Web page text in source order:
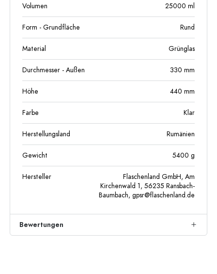
Volumen 25000 ml
Form - Grundfläche Rund
Material Grünglas
Durchmesser - Außen 330 mm
Höhe 440 mm
Farbe Klar
Herstellungsland Rumänien
Gewicht 5400 g
Hersteller
Flaschenland GmbH, Am
Kirchenwald 1, 56235 Ransbach-
Baumbach, gpsr@flaschenland.de
Bewertungen